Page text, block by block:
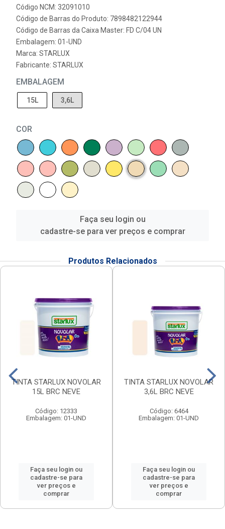
Código NCM: 32091010
Código de Barras do Produto: 7898482122944
Código de Barras da Caixa Master: FD C/04 UN
Embalagem: 01-UND
Marca: STARLUX
Fabricante: STARLUX
EMBALAGEM
15L 3,6L
COR
Faça seu login ou
cadastre-se para ver preços e comprar
Produtos Relacionados
TINTA STARLUX NOVOLAR
15L BRC NEVE
Código: 12333
Embalagem: 01-UND
Faça seu login ou
cadastre-se para
ver preços e
comprar
TINTA STARLUX NOVOLAR
3,6L BRC NEVE
Código: 6464
Embalagem: 01-UND
Faça seu login ou
cadastre-se para
ver preços e
comprar